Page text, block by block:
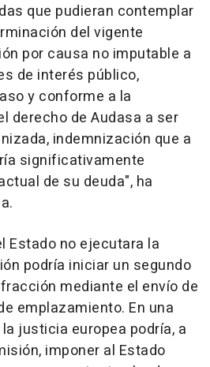
que pudieran contemplar
del vigente
por causa no imputable a
de interés público,
y conforme a la
derecho de Audasa a ser
indemnización que a
significativamente
de su deuda", ha
Estado no ejecutara la
podría iniciar un segundo
mediante el envío de
emplazamiento. En una
justicia europea podría, a
imponer al Estado